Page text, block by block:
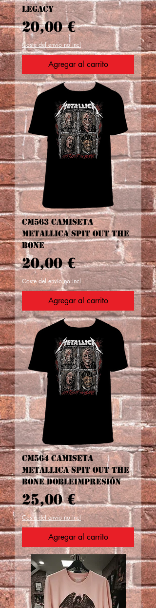
Legacy
Precio
20,00 €
Coste del envío no incl
Agregar al carrito
CM563 CAMISETA
METALLICA SPIT OUT THE
BONE
Precio
20,00 €
Coste del envío no incl
Agregar al carrito
CM564 CAMISETA
METALLICA SPIT OUT THE
BONE DOBLEIMPRESIÓN
Precio
25,00 €
Coste del envío no incl
Agregar al carrito